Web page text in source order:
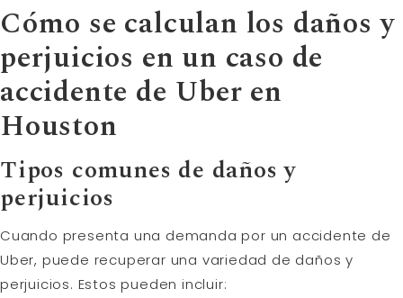
Cómo se calculan los daños y
perjuicios en un caso de
accidente de Uber en
Houston
Tipos comunes de daños y
perjuicios
Cuando presenta una demanda por un accidente de
Uber, puede recuperar una variedad de daños y
perjuicios. Estos pueden incluir: